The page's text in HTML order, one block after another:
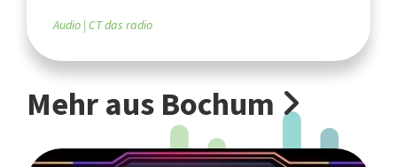
Audio CT das radio
Mehr aus Bochum